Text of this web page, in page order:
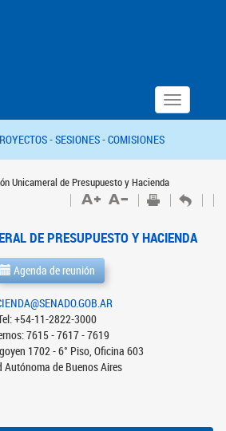
Toggle
navigation
-SESIONES -COMISIONES
Unicameral de Presupuesto y Hacienda
DE PRESUPUESTO Y HACIENDA
Agenda de reunión
+54-11-2822-3000
7615 - 7617 - 7619
1702 - 6° Piso, Oficina 603
Autónoma de Buenos Aires